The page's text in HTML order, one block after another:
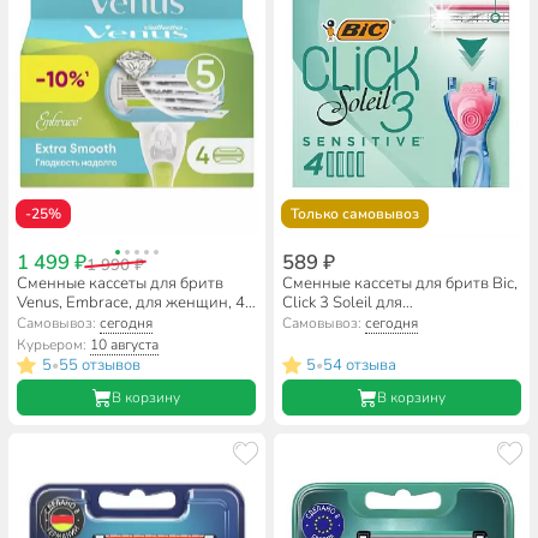
-25%
1 499 ₽1 990 ₽
Сменные кассеты для бритв
Venus, Embrace, для женщин, 4
шт
Самовывоз:сегодня
Курьером: 10 августа
5•55 отзывов
В корзину
Только самовывоз
589 ₽
Сменные кассеты для бритв Bic,
Click 3 Soleil для
чувствительной кожи, для
Самовывоз: сегодня
5•54 отзыва
В корзину